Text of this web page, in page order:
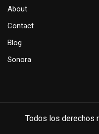
About
Contact
Blog
Sonora
Todos los derechos